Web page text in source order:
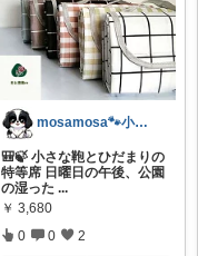
mosamosa🐾小さめバッグの日々✨
🎒🍃 小さな鞄とひだまりの
特等席 日曜日の午後、公園
の湿った ...
￥ 3,680
0 0 2